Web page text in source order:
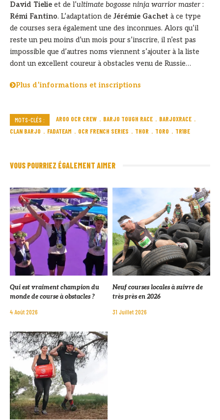
David Tielie et de l’ultimate bogosse ninja warrior master:
Rémi Fantino. L’adaptation de Jérémie Gachet à ce type
de courses sera également une des inconnues. Alors qu’il
reste un peu moins d’un mois pour s’inscrire, il n’est pas
impossible que d’autres noms viennent s’ajouter à la liste
dont un excellent coureur à obstacles venu de Russie…
Plus d’informations et inscriptions
MOTS-CLÉS : AROO OCR CREW BARJO TOUGH RACE
BARJOXRACE
CLAN BARJO
FADATEAM OCR FRENCH SERIES THOR TORO TR1BE
VOUS POURRIEZ ÉGALEMENT AIMER
Qui est vraiment champion du
monde de course à obstacles ?
4 Août 2026
Neuf courses locales à suivre de
très près en 2026
31 Juillet 2026